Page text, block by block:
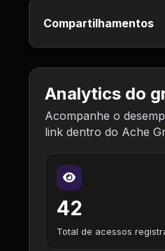
Compartilhamentos
Analytics do
Acompanhe o
link dentro do Ache
42
Total de acessos